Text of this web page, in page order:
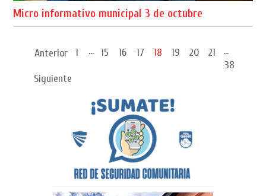
Micro informativo municipal 3 de octubre
Anterior 1 ... 15 16 17 18 19 20 21
...
38
Siguiente